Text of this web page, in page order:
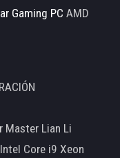
Gaming PC AMD
Master Lian Li
Core i9 Xeon